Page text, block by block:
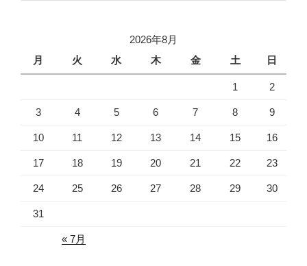
2026年8月
月
火 水 木 金 土 日
1 2
3 4 5 6 7 8 9
10 11 12 13 14 15 16
17 18 19 20 21 22 23
24 25 26 27 28 29 30
31
« 7月